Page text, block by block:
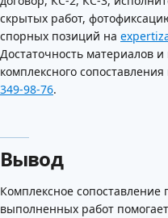
скрытых работ,
спорных позиций на
Достаточность материалов
комплексного
349-98-76.
Вывод
Комплексное сопоставление
выполненных работ